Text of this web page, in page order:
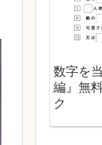
数字を
編』無
ク